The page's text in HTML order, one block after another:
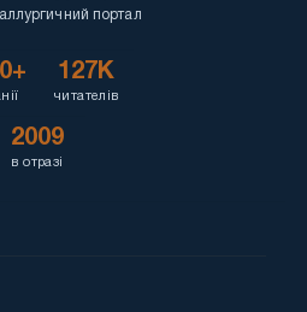
портал
127K
читателів
2009
в отразі